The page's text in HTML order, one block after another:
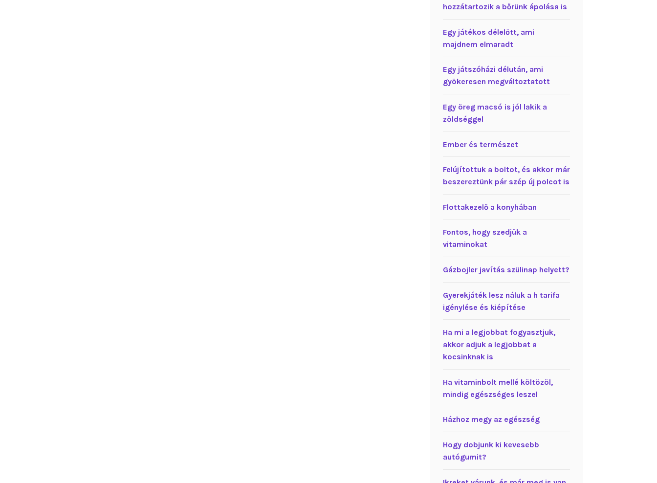
hozzátartozik a bőrünk ápolása is
Egy játékos délelőtt, ami
majdnem elmaradt
Egy játszóházi délután, ami
gyökeresen megváltoztatott
Egy öreg macsó is jól lakik a
zöldséggel
Ember és természet
Felújítottuk a boltot, és akkor már
beszereztünk pár szép új polcot is
Flottakezelő a konyhában
Fontos, hogy szedjük a
vitaminokat
Gázbojler javítás szülinap helyett?
Gyerekjáték lesz náluk a h tarifa
igénylése és kiépítése
Ha mi a legjobbat fogyasztjuk,
akkor adjuk a legjobbat a
kocsinknak is
Ha vitaminbolt mellé költözöl,
mindig egészséges leszel
Házhoz megy az egészség
Hogy dobjunk ki kevesebb
autógumit?